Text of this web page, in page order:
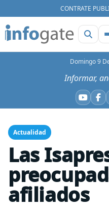
CONTRATE
Domingo 9
Informar,
Actualidad
Las
afiliados